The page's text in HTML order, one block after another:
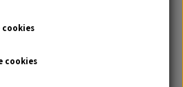
på taghætter mm.
Galleri
cookies
cookies